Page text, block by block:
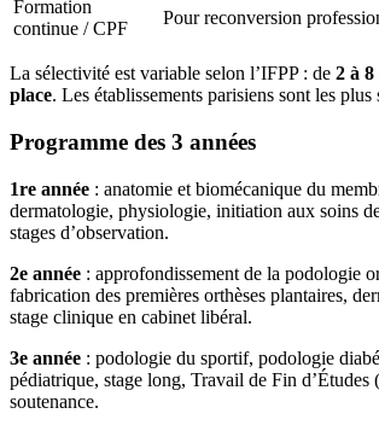
Formation
continue / CPF
Pour reconversion
La sélectivité est variable selon l’IFPP : de 2 à
place. Les établissements parisiens sont les plus
Programme des 3 années
1re année : anatomie et biomécanique du
dermatologie, physiologie, initiation aux soins
stages d’observation.
2e année : approfondissement de la podologie
fabrication des premières orthèses plantaires,
stage clinique en cabinet libéral.
3e année : podologie du sportif, podologie
pédiatrique, stage long, Travail de Fin d’Études
soutenance.